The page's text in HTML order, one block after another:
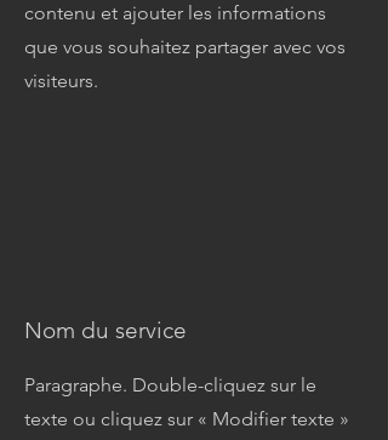
contenu et ajouter les informations
que vous souhaitez partager avec vos
visiteurs.
Nom du service
Paragraphe. Double-cliquez sur le
texte ou cliquez sur « Modifier texte »